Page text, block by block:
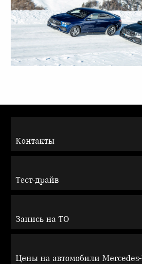
Контакты
Тест-драйв
Запись на ТО
Цены на автомобили